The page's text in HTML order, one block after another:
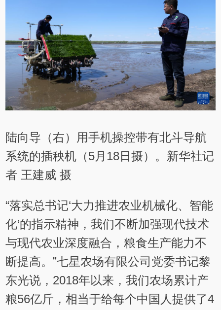
陆向导（右）用手机操控带有北斗导航
系统的插秧机（5月18日摄）。新华社记
者 王建威 摄
“落实总书记‘大力推进农业机械化、智能
化’的指示精神，我们不断加强现代技术
与现代农业深度融合，粮食生产能力不
断提高。”七星农场有限公司党委书记黎
东光说，2018年以来，我们农场累计产
粮56亿斤，相当于给每个中国人提供了4